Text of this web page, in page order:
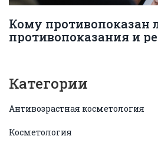
Кому противопоказан
противопоказания и
Категории
Антивозрастная косметология
Косметология